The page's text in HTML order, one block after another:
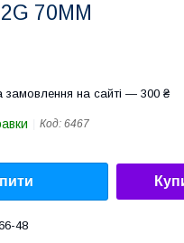
70MM
замовлення на сайті — 300 ₴
Код: 6467
48